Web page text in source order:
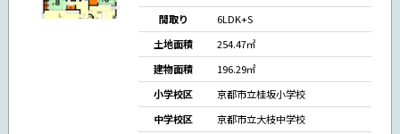
間取り
6LDK+S
土地面積
254.47㎡
建物面積
196.29㎡
小学校区
京都市立桂坂小学校
中学校区
京都市立大枝中学校